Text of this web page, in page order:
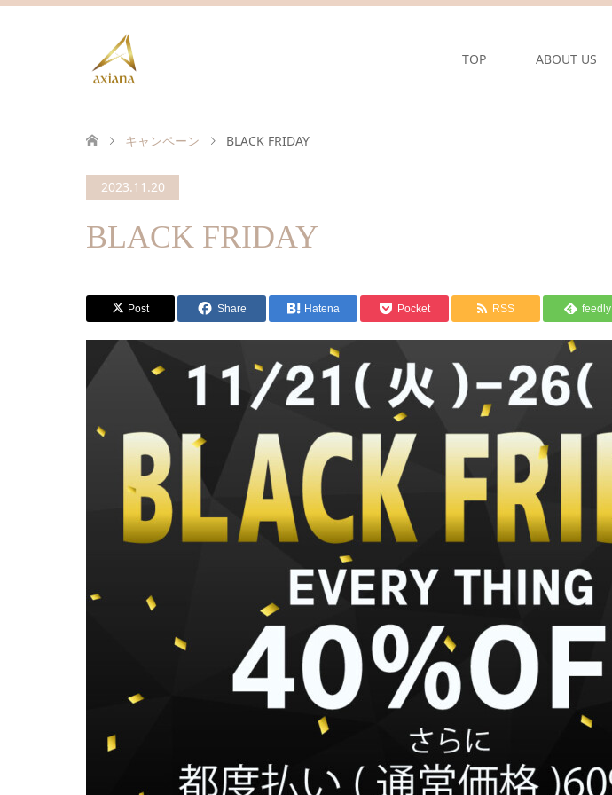
TOP ABOUT US
キャンペーン BLACK FRIDAY
2023.11.20
BLACK FRIDAY
Post Share Hatena Pocket RSS feedly